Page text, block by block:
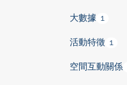
大數據 1
活動特徵 1
空間互動關係